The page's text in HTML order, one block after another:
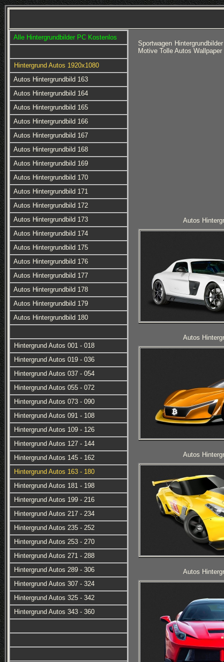
Alle Hintergrundbilder PC Kostenlos
Hintergrund Autos 1920x1080
Autos Hintergrundbild 163
Autos Hintergrundbild 164
Autos Hintergrundbild 165
Autos Hintergrundbild 166
Autos Hintergrundbild 167
Autos Hintergrundbild 168
Autos Hintergrundbild 169
Autos Hintergrundbild 170
Autos Hintergrundbild 171
Autos Hintergrundbild 172
Autos Hintergrundbild 173
Autos Hintergrundbild 174
Autos Hintergrundbild 175
Autos Hintergrundbild 176
Autos Hintergrundbild 177
Autos Hintergrundbild 178
Autos Hintergrundbild 179
Autos Hintergrundbild 180
Hintergrund Autos 001 - 018
Hintergrund Autos 019 - 036
Hintergrund Autos 037 - 054
Hintergrund Autos 055 - 072
Hintergrund Autos 073 - 090
Hintergrund Autos 091 - 108
Hintergrund Autos 109 - 126
Hintergrund Autos 127 - 144
Hintergrund Autos 145 - 162
Hintergrund Autos 163 - 180
Hintergrund Autos 181 - 198
Hintergrund Autos 199 - 216
Hintergrund Autos 217 - 234
Hintergrund Autos 235 - 252
Hintergrund Autos 253 - 270
Hintergrund Autos 271 - 288
Hintergrund Autos 289 - 306
Hintergrund Autos 307 - 324
Hintergrund Autos 325 - 342
Hintergrund Autos 343 - 360
Sportwagen
Motive Tolle Autos
Autos
Autos
Autos
Autos